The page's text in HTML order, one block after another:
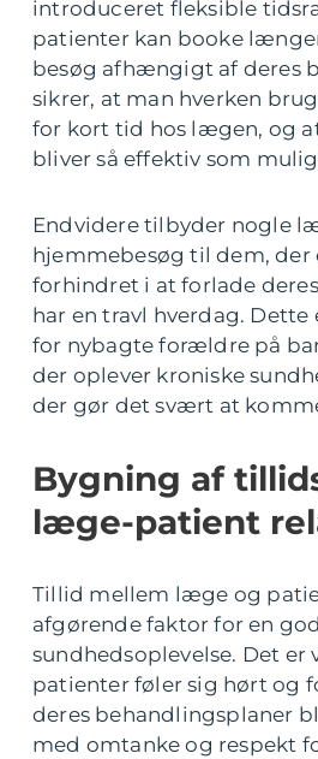
introduceret fleksible
patienter kan booke
besøg afhængigt af deres
sikrer, at man hverken
for kort tid hos lægen, og
bliver så effektiv som
Endvidere tilbyder nogle
hjemmebesøg til dem, der
forhindret i at forlade
har en travl hverdag.
for nybagte forældre på
der oplever kroniske
der gør det svært at
Bygning af
læge-patient
Tillid mellem læge og
afgørende faktor for en god
sundhedsoplevelse. Det er
patienter føler sig hørt og
deres behandlingsplaner
med omtanke og respekt